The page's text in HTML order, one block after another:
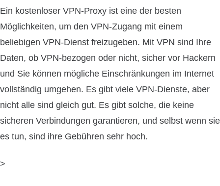
Ein kostenloser VPN-Proxy ist eine der besten
Möglichkeiten, um den VPN-Zugang mit einem
beliebigen VPN-Dienst freizugeben. Mit VPN sind Ihre
Daten, ob VPN-bezogen oder nicht, sicher vor Hackern
und Sie können mögliche Einschränkungen im Internet
vollständig umgehen. Es gibt viele VPN-Dienste, aber
nicht alle sind gleich gut. Es gibt solche, die keine
sicheren Verbindungen garantieren, und selbst wenn sie
es tun, sind ihre Gebühren sehr hoch.
>